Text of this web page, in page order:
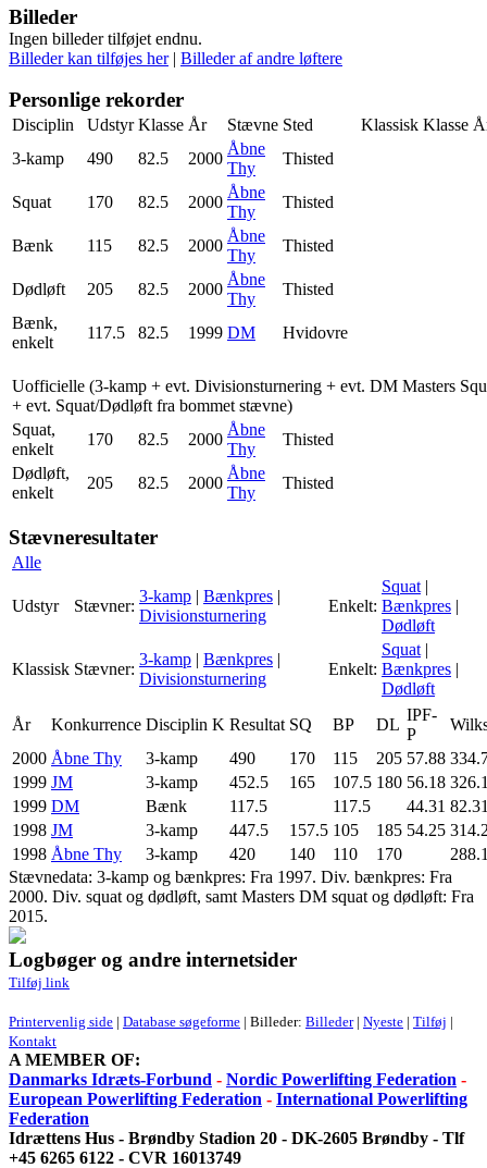
Billeder
Ingen billeder tilføjet endnu.
Billeder kan tilføjes her| Billeder af andre løftere
Personlige rekorder
Disciplin Udstyr Klasse År Stævne Sted Klassisk Klasse
3-kamp
490 82.5 2000
Åbne
Thy
Thisted
Squat 170 82.5 2000
Åbne
Thy
Thisted
Bænk 115 82.5 2000
Åbne
Thy
Thisted
Dødløft 205 82.5 2000
Åbne
Thy
Thisted
Bænk,
enkelt
117.5 82.5 1999 DM Hvidovre
Uofficielle (3-kamp + evt. Divisionsturnering + evt. DM Masters
+ evt. Squat/Dødløft fra bommet stævne)
Squat,
enkelt
170 82.5 2000
Åbne
Thy
Thisted
Dødløft,
enkelt
205 82.5 2000
Åbne
Thy
Thisted
Stævneresultater
Alle
Udstyr Stævner:
3-kamp | Bænkpres |
Divisionsturnering
Enkelt:
Squat |
Bænkpres |
Dødløft
Klassisk Stævner:
3-kamp | Bænkpres |
Divisionsturnering
Enkelt:
Squat |
Bænkpres |
Dødløft
År
Konkurrence Disciplin K Resultat SQ BP DL
IPF-
P
2000 Åbne Thy 3-kamp 490 170 115 205 57.88
1999 JM 3-kamp 452.5 165 107.5 180 56.18
1999 DM Bænk 117.5 117.5 44.31
1998 JM 3-kamp 447.5 157.5 105 185 54.25
1998 Åbne Thy 3-kamp 420 140 110 170
Stævnedata: 3-kamp og bænkpres: Fra 1997. Div. bænkpres: Fra
2000. Div. squat og dødløft, samt Masters DM squat og dødløft: Fra
2015.
Logbøger og andre internetsider
Tilføj link
Printervenlig side | Database søgeforme | Billeder: Billeder| Nyeste | Tilføj |
Kontakt
A MEMBER OF:
Danmarks Idræts-Forbund - Nordic Powerlifting Federation -
European Powerlifting Federation - International Powerlifting
Federation
Idrættens Hus - Brøndby Stadion 20 - DK-2605 Brøndby - Tlf
+45 6265 6122 - CVR 16013749